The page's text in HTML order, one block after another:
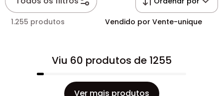
1.255 produtos Vendido por Vente-unique
Viu 60 produtos de 1255
Ver mais produtos